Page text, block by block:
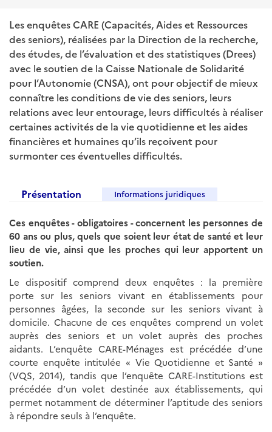
Les enquêtes CARE (Capacités, Aides et Ressources
des seniors), réalisées par la Direction de la recherche,
des études, de l’évaluation et des statistiques (Drees)
avec le soutien de la Caisse Nationale de Solidarité
pour l’Autonomie (CNSA), ont pour objectif de mieux
connaître les conditions de vie des seniors, leurs
relations avec leur entourage, leurs difficultés à réaliser
certaines activités de la vie quotidienne et les aides
financières et humaines qu’ils reçoivent pour
surmonter ces éventuelles difficultés.
Présentation Informations juridiques
Ces enquêtes - obligatoires - concernent les personnes de
60 ans ou plus, quels que soient leur état de santé et leur
lieu de vie, ainsi que les proches qui leur apportent un
soutien.
Le dispositif comprend deux enquêtes : la première
porte sur les seniors vivant en établissements pour
personnes âgées, la seconde sur les seniors vivant à
domicile. Chacune de ces enquêtes comprend un volet
auprès des seniors et un volet auprès des proches
aidants. L’enquête CARE-Ménages est précédée d’une
courte enquête intitulée « Vie Quotidienne et Santé »
(VQS, 2014), tandis que l’enquête CARE-Institutions est
précédée d’un volet destinée aux établissements, qui
permet notamment de déterminer l’aptitude des seniors
à répondre seuls à l’enquête.